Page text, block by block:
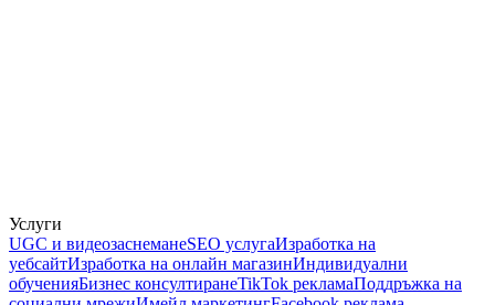
Услуги
UGC и видеозаснеманеSEO услугаИзработка на
уебсайтИзработка на онлайн магазинИндивидуални
обученияБизнес консултиранеTikTok рекламаПоддръжка на